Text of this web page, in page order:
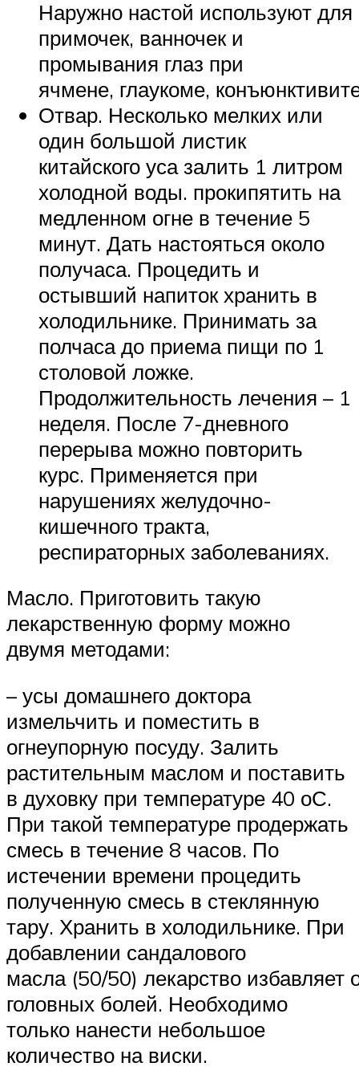
Наружно настой используют для
примочек, ванночек и
промывания глаз при
ячмене, глаукоме,
Отвар. Несколько мелких или
один большой листик
китайского уса залить 1 литром
холодной воды. прокипятить на
медленном огне в течение 5
минут. Дать настояться около
получаса. Процедить и
остывший напиток хранить в
холодильнике. Принимать за
полчаса до приема пищи по 1
столовой ложке.
Продолжительность лечения – 1
неделя. После 7-дневного
перерыва можно повторить
курс. Применяется при
нарушениях желудочно-
кишечного тракта,
респираторных заболеваниях.
Масло. Приготовить такую
лекарственную форму можно
двумя методами:
– усы домашнего доктора
измельчить и поместить в
огнеупорную посуду. Залить
растительным маслом и поставить
в духовку при температуре 40 оС.
При такой температуре продержать
смесь в течение 8 часов. По
истечении времени процедить
полученную смесь в стеклянную
тару. Хранить в холодильнике. При
добавлении сандалового
масла (50/50) лекарство избавляет
головных болей. Необходимо
только нанести небольшое
количество на виски.